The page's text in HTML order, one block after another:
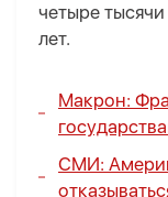
четыре
лет.
Макрон:
СМИ: